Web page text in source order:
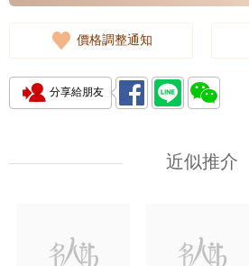
價格調整通知
分享給朋友
近似推介